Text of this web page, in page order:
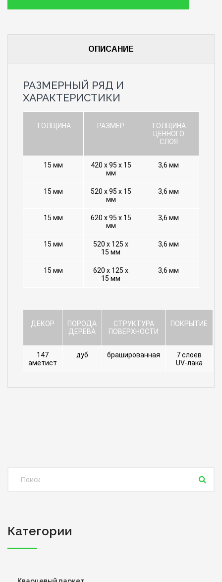
ОПИСАНИЕ
РАЗМЕРНЫЙ РЯД И
ХАРАКТЕРИСТИКИ
ТОЛЩИНА РАЗМЕР
ТОЛЩИНА
ЦЕННОГО
СЛОЯ
15 мм
420 х 95 х 15
мм
3,6 мм
15 мм
520 х 95 х 15
мм
3,6 мм
15 мм
620 х 95 х 15
мм
3,6 мм
15 мм
520 х 125 х
15 мм
3,6 мм
15 мм
620 х 125 х
15 мм
3,6 мм
ДЕКОР
ПОРОДА
ДЕРЕВА
СТРУКТУРА
ПОВЕРХНОСТИ
ПОКРЫТИЕ
147
аметист
дуб брашированная
7 слоев
UV-лака
Категории